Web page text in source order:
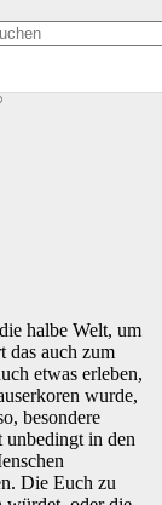
halbe Welt, um
das auch zum
etwas erleben,
wurde,
besondere
in den
Die Euch zu